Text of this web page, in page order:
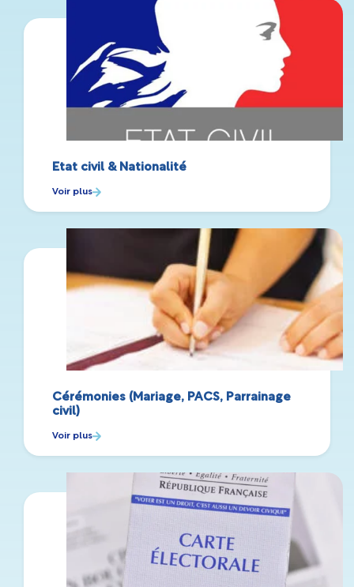
Etat civil & Nationalité
Voir plus
Cérémonies (Mariage, PACS, Parrainage
civil)
Voir plus